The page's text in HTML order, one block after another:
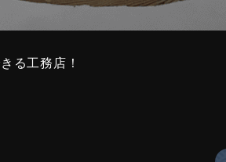
る工務店！